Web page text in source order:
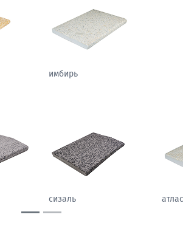
имбирь
вуаль